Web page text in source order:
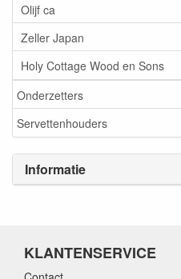
Olijf ca
Zeller Japan
Holy Cottage Wood en Sons
Onderzetters
Servettenhouders
Informatie
KLANTENSERVICE